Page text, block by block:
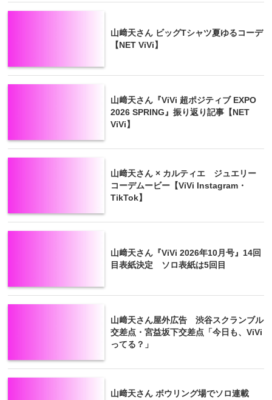
山﨑天さん ビッグTシャツ夏ゆるコーデ
【NET ViVi】
山﨑天さん『ViVi 超ポジティブ EXPO
2026 SPRING』振り返り記事【NET
ViVi】
山﨑天さん × カルティエ ジュエリー
コーデムービー【ViVi Instagram・
TikTok】
山﨑天さん『ViVi 2026年10月号』14回
目表紙決定 ソロ表紙は5回目
山﨑天さん屋外広告 渋谷スクランブル
交差点・宮益坂下交差点「今日も、ViVi
ってる？」
山﨑天さん ボウリング場でソロ連載